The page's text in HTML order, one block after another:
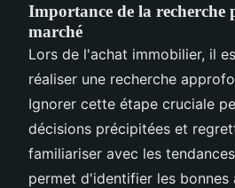
Importance de la recherche
marché
Lors de l'achat immobilier, il
réaliser une recherche
Ignorer cette étape cruciale
décisions précipitées et
familiariser avec les
permet d'identifier les